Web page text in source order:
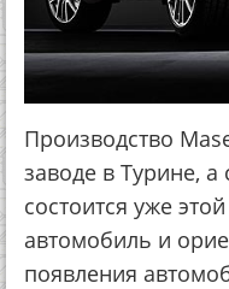
Производство
заводе в Турине,
состоится уже
автомобиль и
появления